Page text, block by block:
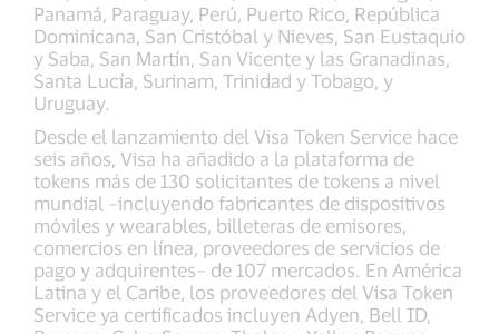
Panamá, Paraguay, Perú, Puerto Rico, República
Dominicana, San Cristóbal y Nieves, San Eustaquio
y Saba, San Martín, San Vicente y las Granadinas,
Santa Lucía, Surinam, Trinidad y Tobago, y
Uruguay.
Desde el lanzamiento del Visa Token Service hace
seis años, Visa ha añadido a la plataforma de
tokens más de 130 solicitantes de tokens a nivel
mundial –incluyendo fabricantes de dispositivos
móviles y wearables, billeteras de emisores,
comercios en línea, proveedores de servicios de
pago y adquirentes– de 107 mercados. En América
Latina y el Caribe, los proveedores del Visa Token
Service ya certificados incluyen Adyen, Bell ID,